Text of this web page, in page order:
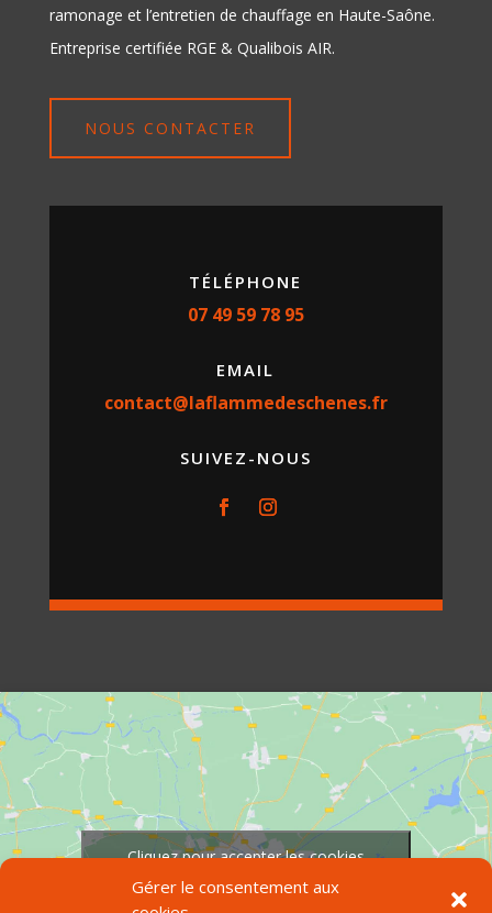
Gérer le consentement aux
ramonage et l’entretien de chauffage en Haute-Saône.
Entreprise certifiée RGE & Qualibois AIR.
NOUS CONTACTER
TÉLÉPHONE
07 49 59 78 95
EMAIL
contact@laflammedeschenes.fr
SUIVEZ-NOUS
Cliquez pour accepter les cookies
marketing et activer ce contenu